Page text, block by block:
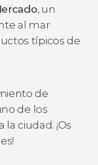
, un
al mar
típicos de
de
de los
ciudad. ¡Os